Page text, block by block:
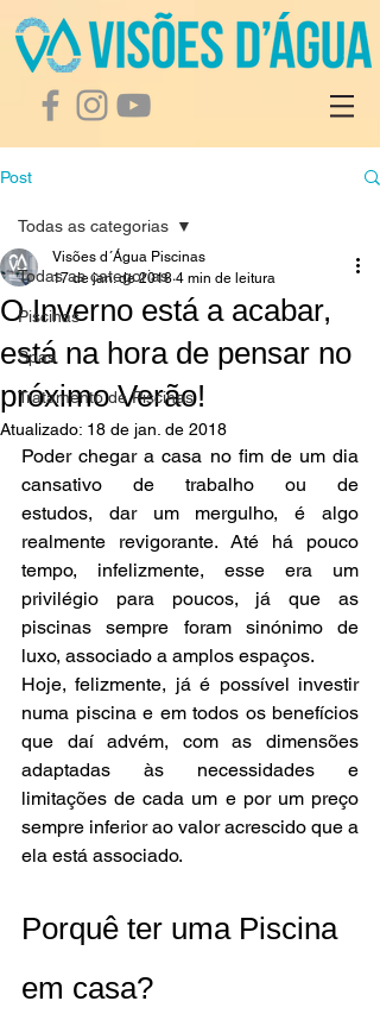
Post
Todas as categorias
Piscinas
Spas
Tratamento de Piscinas
Todas as categorias
O Inverno está a acabar,
está na hora de pensar no
próximo Verão!
Visões d´Água Piscinas
17 de jan. de 2018 4 min de leitura
Atualizado: 18 de jan. de 2018
Poder chegar a casa no fim de um dia
cansativo de trabalho ou de
estudos, dar um mergulho, é algo
realmente revigorante. Até há pouco
tempo, infelizmente, esse era um
privilégio para poucos, já que as
piscinas sempre foram sinónimo de
luxo, associado a amplos espaços.
Hoje, felizmente, já é possível investir
numa piscina e em todos os benefícios
que daí advém, com as dimensões
adaptadas às necessidades e
limitações de cada um e por um preço
sempre inferior ao valor acrescido que a
ela está associado.
Porquê ter uma Piscina
em casa?